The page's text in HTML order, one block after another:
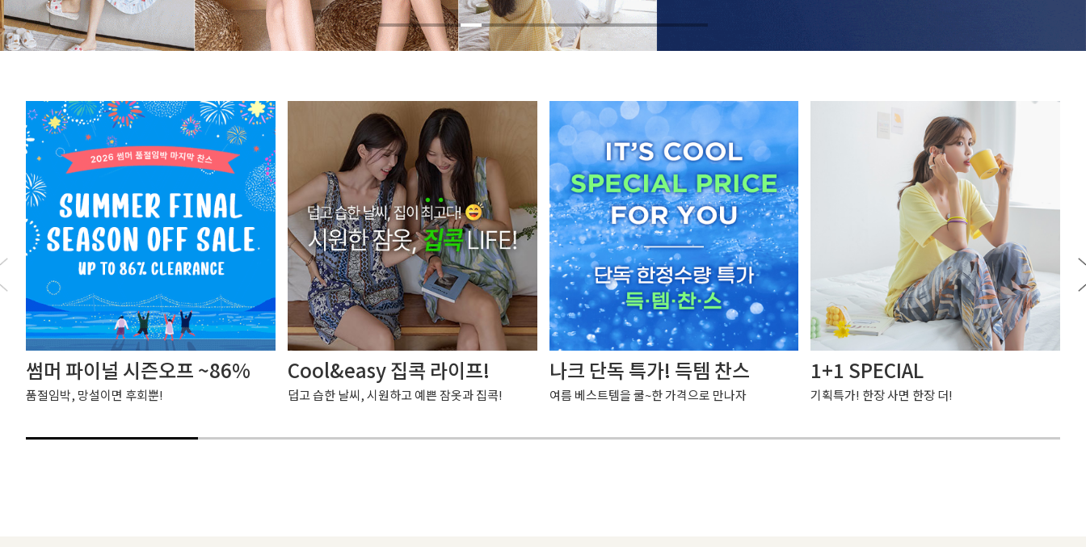
썸머 파이널 시즌오프 ~86%
품절임박, 망설이면 후회뿐!
Cool&easy 집콕 라이프!
덥고 습한 날씨, 시원하고 예쁜 잠옷과 집콕!
나크 단독 특가! 득템 찬스
여름 베스트템을 쿨~한 가격으로 만나자
1+1 SPECIAL
기획특가! 한장 사면 한장 더!